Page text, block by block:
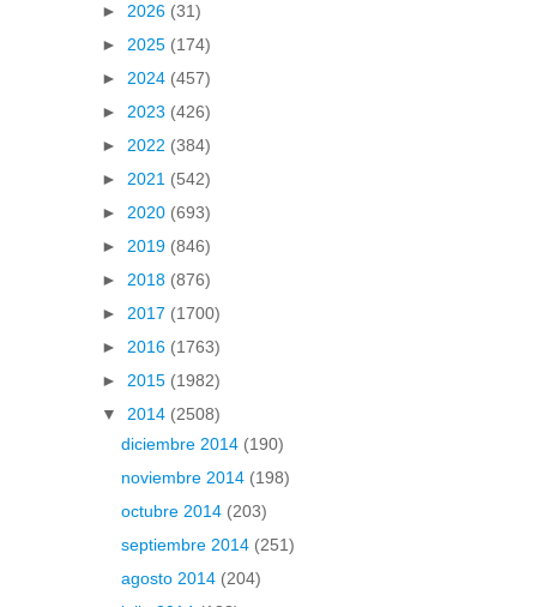
► 2026 (31)
► 2025 (174)
► 2024 (457)
► 2023 (426)
► 2022 (384)
► 2021 (542)
► 2020 (693)
► 2019 (846)
► 2018 (876)
► 2017 (1700)
► 2016 (1763)
► 2015 (1982)
▼ 2014 (2508)
diciembre 2014 (190)
noviembre 2014 (198)
octubre 2014 (203)
septiembre 2014 (251)
agosto 2014 (204)